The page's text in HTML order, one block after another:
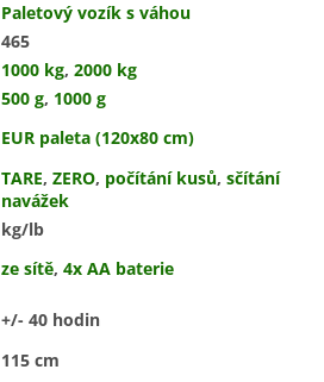
Paletový vozík s váhou
465
1000 kg, 2000 kg
500 g, 1000 g
EUR paleta (120x80 cm)
TARE, ZERO, počítání kusů, sčítání
navážek
kg/lb
ze sítě, 4x AA baterie
+/- 40 hodin
115 cm